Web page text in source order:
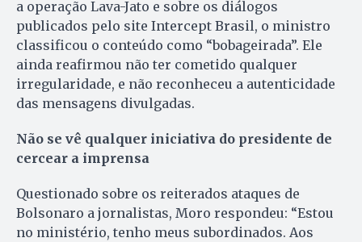
a operação Lava-Jato e sobre os diálogos
publicados pelo site Intercept Brasil, o ministro
classificou o conteúdo como “bobageirada”. Ele
ainda reafirmou não ter cometido qualquer
irregularidade, e não reconheceu a autenticidade
das mensagens divulgadas.
Não se vê qualquer iniciativa do presidente de
cercear a imprensa
Questionado sobre os reiterados ataques de
Bolsonaro a jornalistas, Moro respondeu: “Estou
no ministério, tenho meus subordinados. Aos